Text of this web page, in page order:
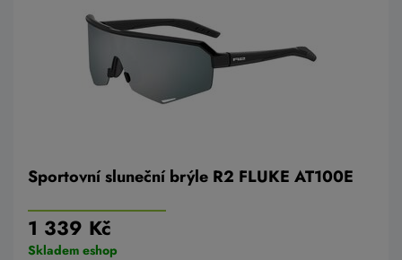
Sportovní sluneční brýle R2 FLUKE AT100E
1 339 Kč
Skladem eshop